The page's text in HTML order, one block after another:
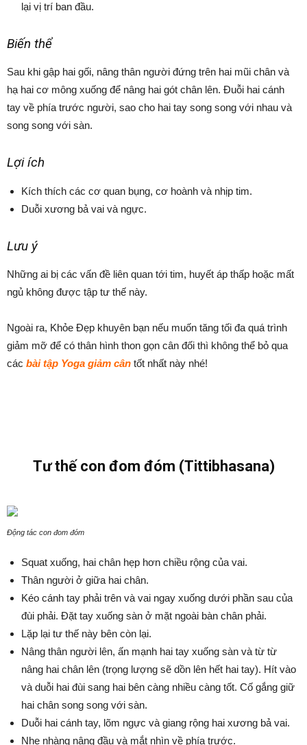
lại vị trí ban đầu.
Biến thể
Sau khi gập hai gối, nâng thân người đứng trên hai mũi chân và
hạ hai cơ mông xuống để nâng hai gót chân lên. Đuỗi hai cánh
tay về phía trước người, sao cho hai tay song song với nhau và
song song với sàn.
Lợi ích
Kích thích các cơ quan bụng, cơ hoành và nhịp tim.
Duỗi xương bả vai và ngực.
Lưu ý
Những ai bị các vấn đề liên quan tới tim, huyết áp thấp hoặc mất
ngủ không được tập tư thế này.
Ngoài ra, Khỏe Đẹp khuyên bạn nếu muốn tăng tối đa quá trình
giảm mỡ để có thân hình thon gọn cân đối thì không thể bỏ qua
các bài tập Yoga giảm cân tốt nhất này nhé!
Tư thế con đom đóm (Tittibhasana)
Động tác con đom đóm
Squat xuống, hai chân hẹp hơn chiều rộng của vai.
Thân người ở giữa hai chân.
Kéo cánh tay phải trên và vai ngay xuống dưới phần sau của
đùi phải. Đặt tay xuống sàn ở mặt ngoài bàn chân phải.
Lặp lại tư thế này bên còn lại.
Nâng thân người lên, ấn mạnh hai tay xuống sàn và từ từ
nâng hai chân lên (trọng lượng sẽ dồn lên hết hai tay). Hít vào
và duỗi hai đùi sang hai bên càng nhiều càng tốt. Cố gắng giữ
hai chân song song với sàn.
Duỗi hai cánh tay, lõm ngực và giang rộng hai xương bả vai.
Nhẹ nhàng nâng đầu và mắt nhìn về phía trước.